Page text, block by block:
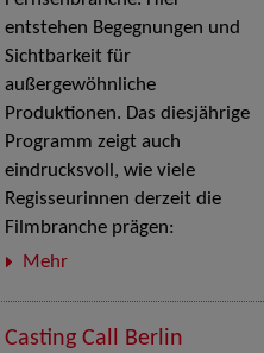
entstehen Begegnungen und
Sichtbarkeit für
außergewöhnliche
Produktionen. Das diesjährige
Programm zeigt auch
eindrucksvoll, wie viele
Regisseurinnen derzeit die
Filmbranche prägen:
Mehr
Casting Call Berlin